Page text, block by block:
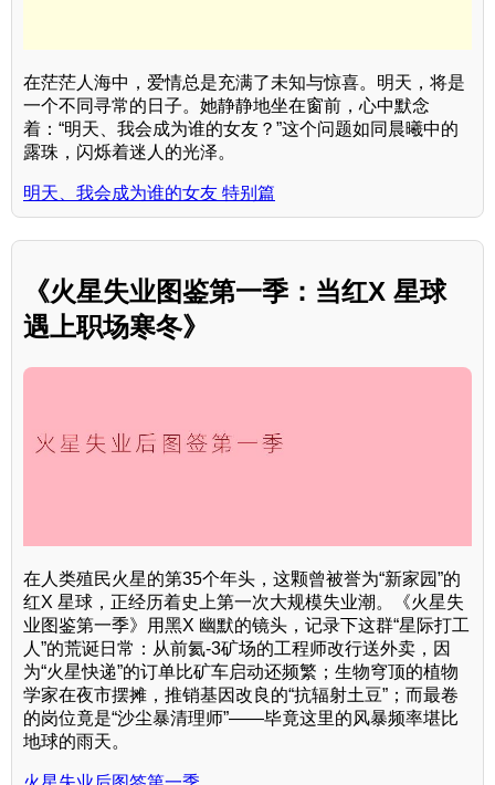
在茫茫人海中，爱情总是充满了未知与惊喜。明天，将是
一个不同寻常的日子。她静静地坐在窗前，心中默念
着：“明天、我会成为谁的女友？”这个问题如同晨曦中的
露珠，闪烁着迷人的光泽。
明天、我会成为谁的女友 特别篇
《火星失业图鉴第一季：当红X 星球
遇上职场寒冬》
在人类殖民火星的第35个年头，这颗曾被誉为“新家园”的
红X 星球，正经历着史上第一次大规模失业潮。《火星失
业图鉴第一季》用黑X 幽默的镜头，记录下这群“星际打工
人”的荒诞日常：从前氦-3矿场的工程师改行送外卖，因
为“火星快递”的订单比矿车启动还频繁；生物穹顶的植物
学家在夜市摆摊，推销基因改良的“抗辐射土豆”；而最卷
的岗位竟是“沙尘暴清理师”——毕竟这里的风暴频率堪比
地球的雨天。